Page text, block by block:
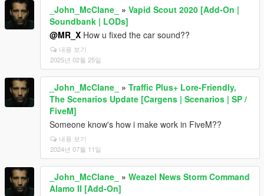
_John_McClane_ » Vapid Scout 2020 [Add-On |
Soundbank | LODs]
@MR_X How u fixed the car sound??
내용 보기
2025년 02월 25일
_John_McClane_ » Traffic Plus+ Lore-Friendly,
The Scenarios Update [Cargens | Scenarios | SP /
FiveM]
Someone know's how i make work in FiveM??
내용 보기
2024년 07월 11일
_John_McClane_ » Weazel News Storm Command
Alamo II [Add-On]